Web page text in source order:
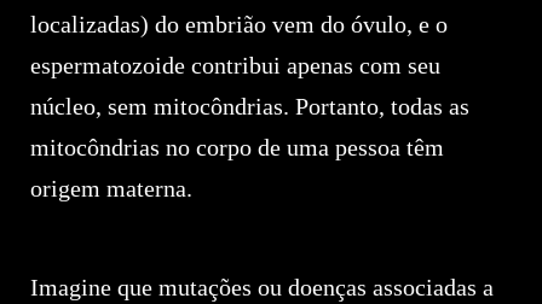
localizadas) do embrião vem do óvulo, e o
espermatozoide contribui apenas com seu
núcleo, sem mitocôndrias. Portanto, todas as
mitocôndrias no corpo de uma pessoa têm
origem materna.
Imagine que mutações ou doenças associadas a